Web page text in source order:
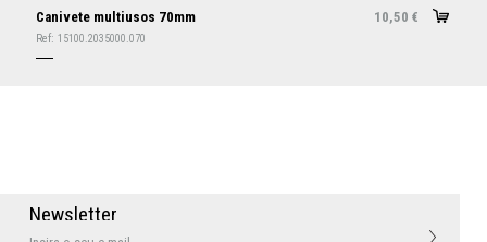
Canivete multiusos 70mm 10,50 €
Ref: 15100.2035000.070
Newsletter